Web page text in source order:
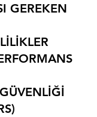
GEREKEN